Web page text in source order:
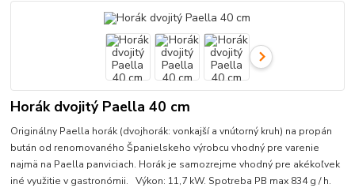
Horák dvojitý Paella 40 cm
Originálny Paella horák (dvojhorák: vonkajší a vnútorný kruh) na propán
bután od renomovaného Španielskeho výrobcu vhodný pre varenie
najmä na Paella panviciach. Horák je samozrejme vhodný pre akékoľvek
iné využitie v gastronómii. Výkon: 11,7 kW. Spotreba PB max 834 g / h.